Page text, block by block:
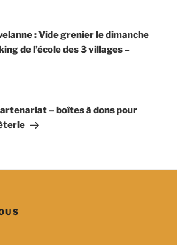
: Vide grenier le dimanche
de l’école des 3 villages –
– boîtes à dons pour